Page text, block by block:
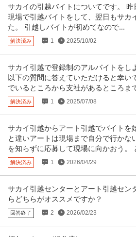
新着 パート・アルバイト 未経験OK 学歴不問
日給6,010円
[仕事内容] 工事現場や道路工事現場での交通誘導
安全に通行できるよう、
コールセンター／サービスエリアや渋滞
アルティウスリンク株式会社
新着 パート・アルバイト・契約社員 未経験OK
時給1,750円
推したいポイント ★プライベート時間も充実！
この
サカイの引越バイトについてです。 昨
現場で引越バイトをして、翌日もサカ
た。 引越しバイトが初めてなので...
解決済み 1 2025/10/02
サカイ引越で登録制のアルバイトをし
以下の質問に答えていただけると幸
でいるところから支社があるところま
解決済み 1 2025/07/08
サカイ引越からアート引越でバイトを
と違いアートは現場まで自分で行かな
を知らずに応募して現場に向かおう。
解決済み 1 2026/04/29
サカイ引越センターとアート引越セン
らどちらがオススメですか？
回答終了 2 2026/02/23